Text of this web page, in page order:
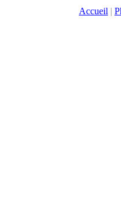
Accueil |